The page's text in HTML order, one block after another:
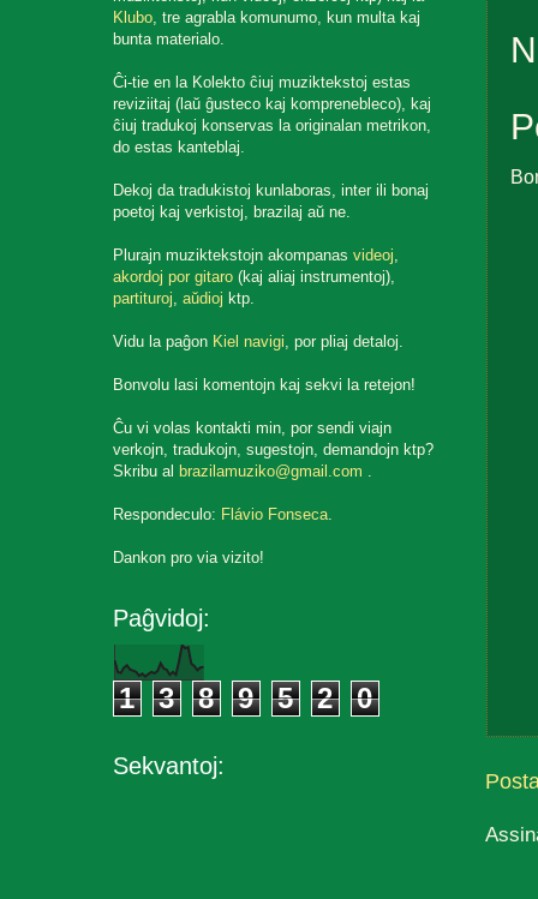
Klubo, tre agrabla komunumo, kun multa kaj
bunta materialo.
Ĉi-tie en la Kolekto ĉiuj muziktekstoj estas
reviziitaj (laŭ ĝusteco kaj komprenebleco), kaj
ĉiuj tradukoj konservas la originalan metrikon,
do estas kanteblaj.
Dekoj da tradukistoj kunlaboras, inter ili bonaj
poetoj kaj verkistoj, brazilaj aŭ ne.
Plurajn muziktekstojn akompanasvideoj,
akordoj por gitaro (kaj aliaj instrumentoj),
partituroj,aŭdioj ktp.
Vidu la paĝon Kiel navigi, por pliaj detaloj.
Bonvolu lasi komentojn kaj sekvi la retejon!
Ĉu vi volas kontakti min, por sendi viajn
verkojn, tradukojn, sugestojn, demandojn ktp?
Skribu al brazilamuziko@gmail.com .
Respondeculo: Flávio Fonseca.
Dankon pro via vizito!
Paĝvidoj:
1 3 8 9 5 2 0
Sekvantoj: